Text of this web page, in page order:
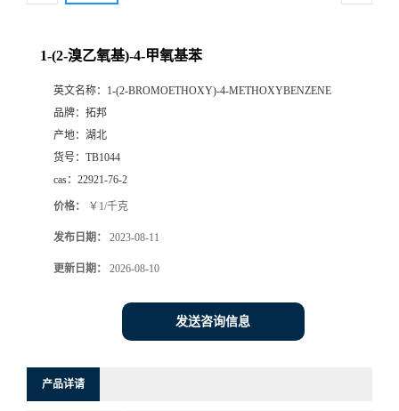
1-(2-溴乙氧基)-4-甲氧基苯
英文名称： 1-(2-BROMOETHOXY)-4-METHOXYBENZENE
品牌： 拓邦
产地： 湖北
货号： TB1044
cas： 22921-76-2
价格： ￥1/千克
发布日期： 2023-08-11
更新日期： 2026-08-10
发送咨询信息
产品详请